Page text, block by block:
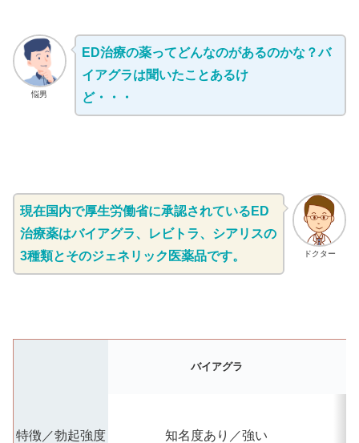
悩男
ED治療の薬ってどんなのがあるのかな？バ
イアグラは聞いたことあるけ
ど・・・
ドクター
現在国内で厚生労働省に承認されているED
治療薬はバイアグラ、レビトラ、シアリスの
3種類とそのジェネリック医薬品です。
バイアグラ
特徴／勃起強度 知名度あり／強い